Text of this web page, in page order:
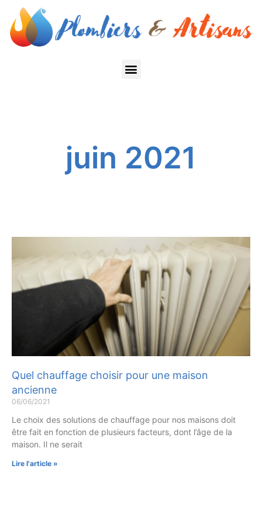
juin 2021
Quel chauffage choisir pour une maison
ancienne
06/06/2021
Le choix des solutions de chauffage pour nos maisons doit
être fait en fonction de plusieurs facteurs, dont l’âge de la
maison. Il ne serait
Lire l'article »